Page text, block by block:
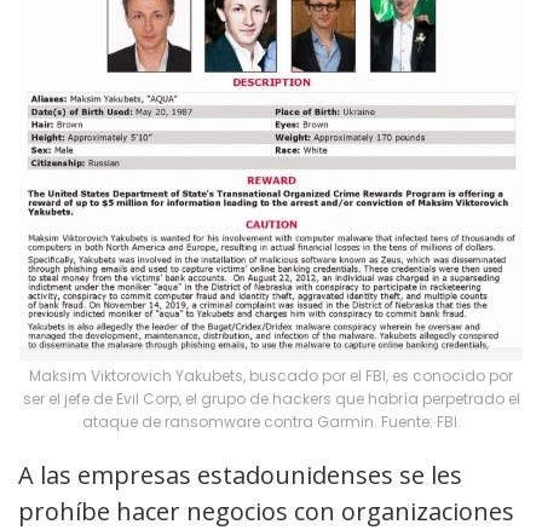
Maksim Viktorovich Yakubets, buscado por el FBI, es conocido por
ser el jefe de Evil Corp, el grupo de hackers que habría perpetrado el
ataque de ransomware contra Garmin. Fuente: FBI.
A las empresas estadounidenses se les
prohíbe hacer negocios con organizaciones